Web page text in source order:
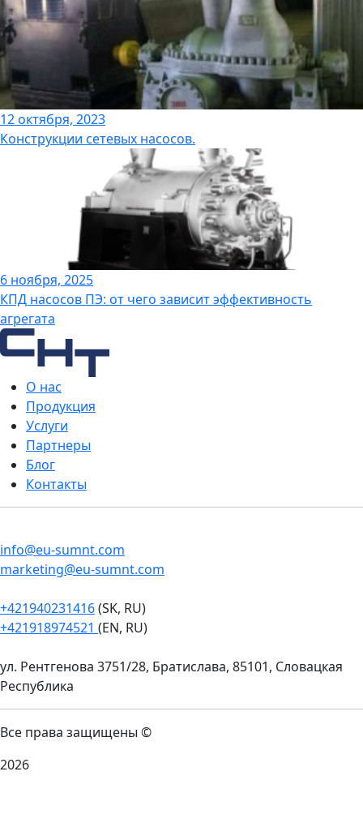
12 октября, 2023
Конструкции сетевых насосов.
6 ноября, 2025
КПД насосов ПЭ: от чего зависит эффективность
агрегата
О нас
Продукция
Услуги
Партнеры
Блог
Контакты
info@eu-sumnt.com
marketing@eu-sumnt.com
+421940231416(SK, RU)
+421918974521 (EN, RU)
ул. Рентгенова 3751/28, Братислава, 85101, Словацкая
Республика
Все права защищены ©
2026